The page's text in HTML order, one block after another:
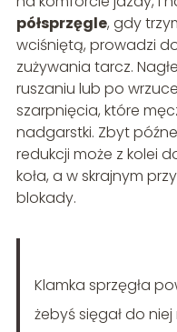
półsprzęgle, gdy
wciśniętą, prowadzi
zużywania tarcz.
ruszaniu lub po
szarpnięcia, które
nadgarstki. Zbyt
redukcji może z kolei
koła, a w skrajnym
blokady.
Klamka sprzęgła
żebyś sięgał do